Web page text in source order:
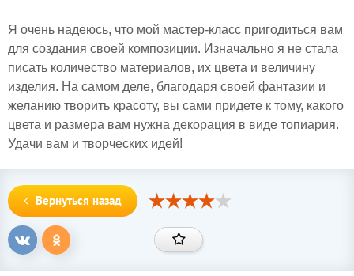
Я очень надеюсь, что мой мастер-класс пригодиться вам
для создания своей композиции. Изначально я не стала
писать количество материалов, их цвета и величину
изделия. На самом деле, благодаря своей фантазии и
желанию творить красоту, вы сами придете к тому, какого
цвета и размера вам нужна декорация в виде топиария.
Удачи вам и творческих идей!
Вернуться назад